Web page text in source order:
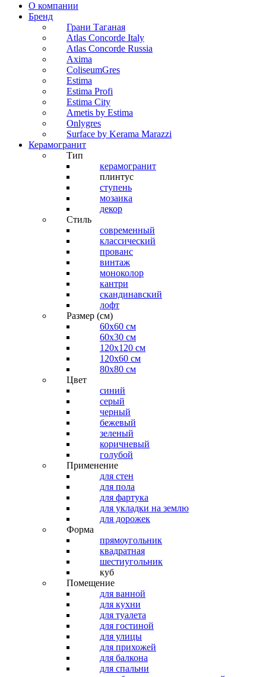
О компании
Бренд
Грани Таганая
Atlas Concorde Italy
Atlas Concorde Russia
Axima
ColiseumGres
Estima
Estima Profi
Estima City
Ametis by Estima
Onlygres
Surface by Kerama Marazzi
Керамогранит
Тип
керамогранит
плинтус
ступень
мозаика
декор
Стиль
современный
классический
прованс
винтаж
моноколор
кантри
скандинавский
лофт
Размер (см)
60х60 см
60x30 см
120x120 см
120x60 см
80x80 см
Цвет
синий
серый
черный
бежевый
зеленый
коричневый
голубой
Применение
для стен
для пола
для фартука
для укладки на землю
для дорожек
Форма
прямоугольник
квадратная
шестиугольник
куб
Помещение
для ванной
для кухни
для туалета
для гостиной
для улицы
для прихожей
для балкона
для спальни